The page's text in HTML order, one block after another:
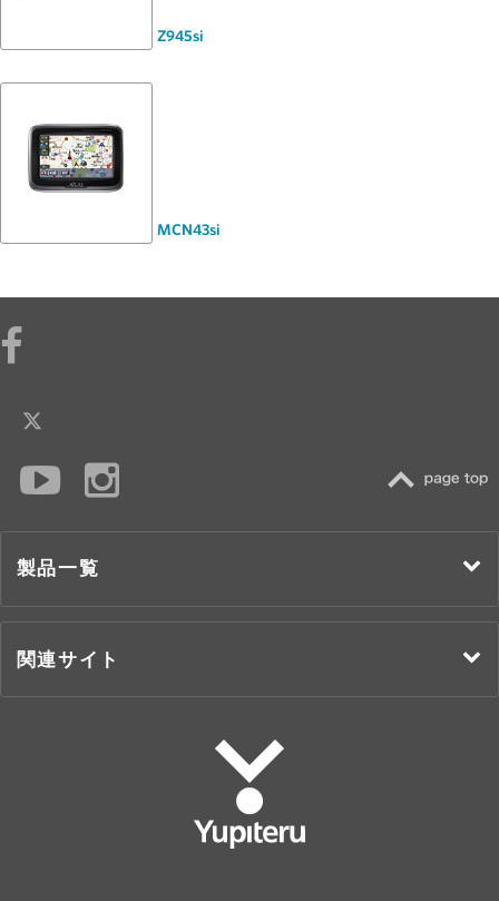
Z945si
MCN43si
製品一覧
関連サイト